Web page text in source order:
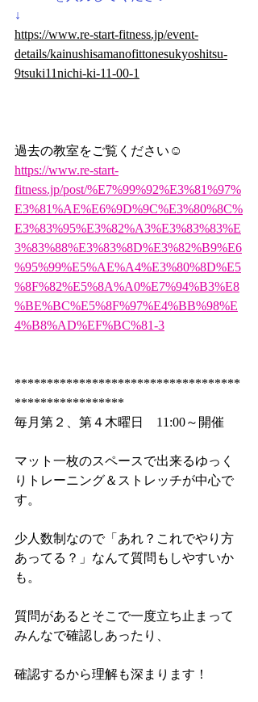
↓
https://www.re-start-fitness.jp/event-
details/kainushisamanofittonesukyoshitsu-
9tsuki11nichi-ki-11-00-1
過去の教室をご覧ください☺
https://www.re-start-
fitness.jp/post/%E7%99%92%E3%81%97%
E3%81%AE%E6%9D%9C%E3%80%8C%
E3%83%95%E3%82%A3%E3%83%83%E
3%83%88%E3%83%8D%E3%82%B9%E6
%95%99%E5%AE%A4%E3%80%8D%E5
%8F%82%E5%8A%A0%E7%94%B3%E8
%BE%BC%E5%8F%97%E4%BB%98%E
4%B8%AD%EF%BC%81-3
***********************************
*****************
毎月第２、第４木曜日　11:00～開催
マット一枚のスペースで出来るゆっく
りトレーニング＆ストレッチが中心で
す。
少人数制なので「あれ？これでやり方
あってる？」なんて質問もしやすいか
も。
質問があるとそこで一度立ち止まって
みんなで確認しあったり、
確認するから理解も深まります！